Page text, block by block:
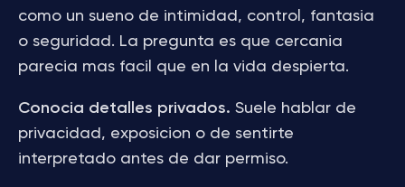
como un sueno de intimidad, control, fantasia
o seguridad. La pregunta es que cercania
parecia mas facil que en la vida despierta.
Conocia detalles privados. Suele hablar de
privacidad, exposicion o de sentirte
interpretado antes de dar permiso.